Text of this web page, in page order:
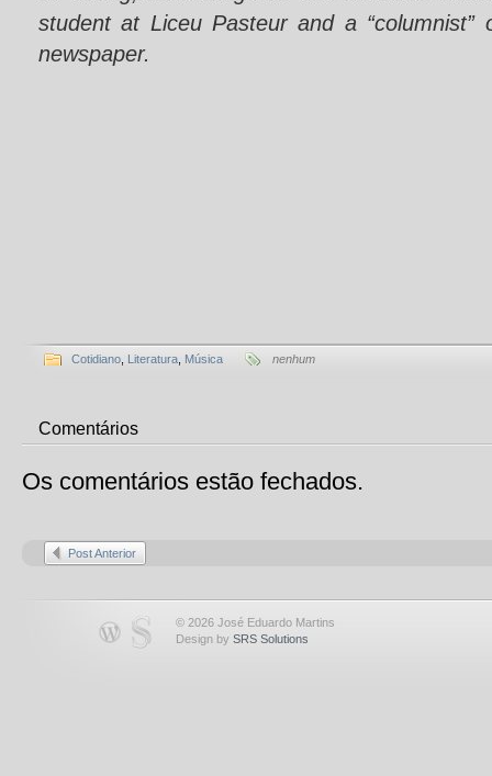
student at Liceu Pasteur and a “columnist”
newspaper.
Cotidiano Literatura Música nenhum
Comentários
Os comentários estão fechados.
Post Anterior
© 2026 José Eduardo Martins
Design by SRS Solutions